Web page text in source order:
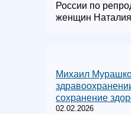
России по
женщин
Михаил
сохранение
02.02.2026